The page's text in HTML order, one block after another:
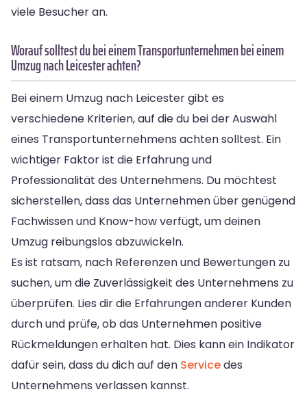
viele Besucher an.
Worauf solltest du bei einem Transportunternehmen bei einem
Umzug nach Leicester achten?
Bei einem Umzug nach Leicester gibt es
verschiedene Kriterien, auf die du bei der Auswahl
eines Transportunternehmens achten solltest. Ein
wichtiger Faktor ist die Erfahrung und
Professionalität des Unternehmens. Du möchtest
sicherstellen, dass das Unternehmen über genügend
Fachwissen und Know-how verfügt, um deinen
Umzug reibungslos abzuwickeln.
Es ist ratsam, nach Referenzen und Bewertungen zu
suchen, um die Zuverlässigkeit des Unternehmens zu
überprüfen. Lies dir die Erfahrungen anderer Kunden
durch und prüfe, ob das Unternehmen positive
Rückmeldungen erhalten hat. Dies kann ein Indikator
dafür sein, dass du dich auf den Servicedes
Unternehmens verlassen kannst.